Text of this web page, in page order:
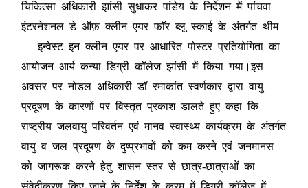
चिकित्सा अधिकारी झांसी सुधाकर पांडेय के निर्देशन में पांचवा
इंटरनेशनल डे ऑफ़ क्लीन एयर फाॅर ब्लू स्काई के अंतर्गत थीम
— इन्वेस्ट इन क्लीन एयर पर आधारित पोस्टर प्रतियोगिता का
आयोजन आर्य कन्या डिग्री कॉलेज झांसी में किया गया।इस
अवसर पर नोडल अधिकारी डॉ रमाकांत स्वर्णकार द्वारा वायु
प्रदूषण के कारणों पर विस्तृत प्रकाश डालते हुए कहा कि
राष्ट्रीय जलवायु परिवर्तन एवं मानव स्वास्थ्य कार्यक्रम के अंतर्गत
वायु व जल प्रदूषण के दुष्प्रभावों को कम करने एवं जनमानस
को जागरूक करने हेतु शासन स्तर से छात्र-छात्राओं का